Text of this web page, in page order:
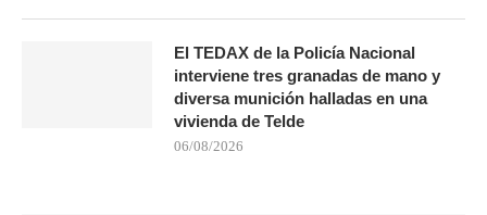
El TEDAX de la Policía Nacional
interviene tres granadas de mano y
diversa munición halladas en una
vivienda de Telde
06/08/2026